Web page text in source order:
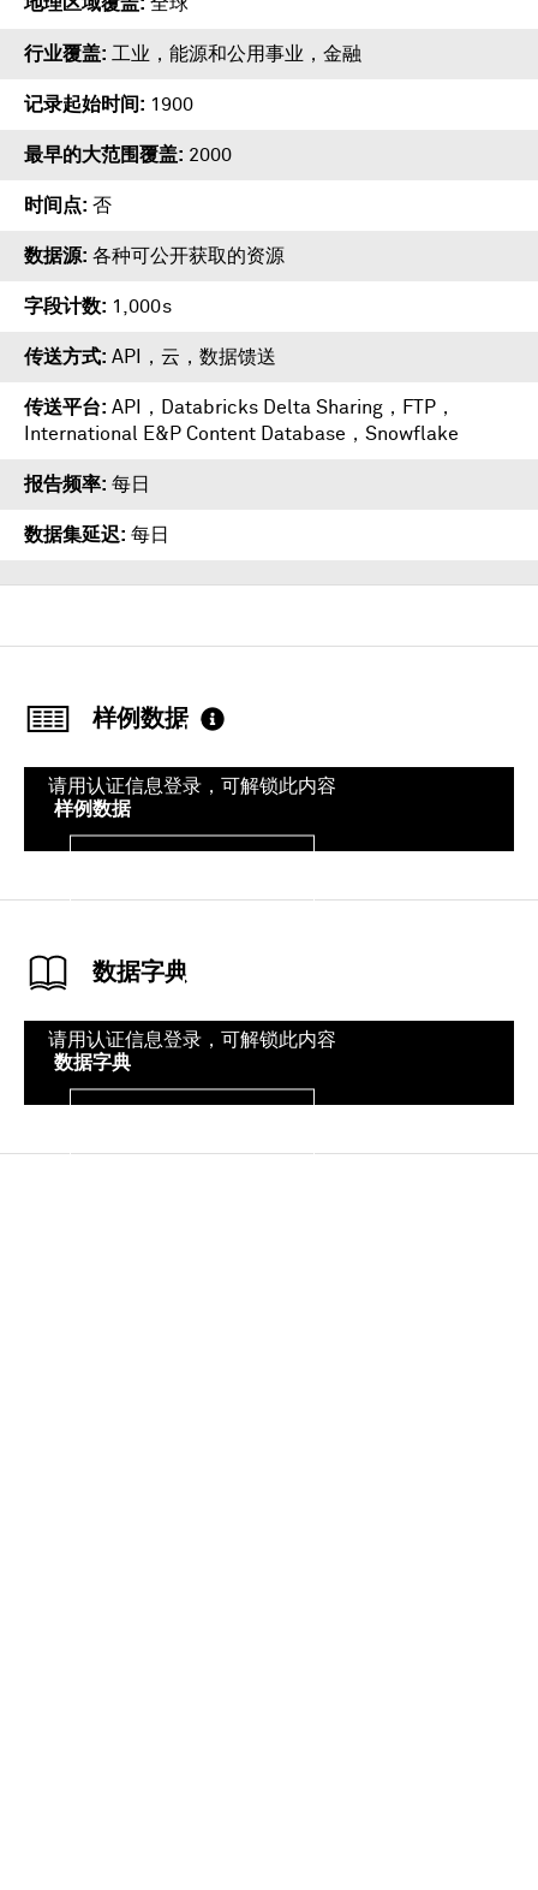
行业覆盖 工业，能源和公用事业，金融
记录起始时间 1900
最早的大范围覆盖 2000
时间点 否
数据源 各种可公开获取的资源
字段计数 1,000s
传送方式 API，云，数据馈送
传送平台 API ， Databricks Delta Sharing ， FTP ，
International E&P Content Database ， Snowflake
报告频率 每日
数据集延迟 每日
样例数据
样例数据
请用认证信息登录，可解锁此内容
数据字典
数据字典
请用认证信息登录，可解锁此内容